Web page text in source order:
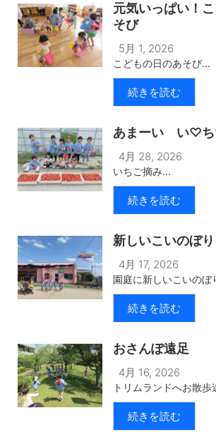
元気いっぱい！
そび
5月 1, 2026
こどもの日のあそび...
続きを読む
あまーい い♡
4月 28, 2026
いちご摘み...
続きを読む
新しいこいのぼり
4月 17, 2026
園庭に新しいこいのぼ
続きを読む
おさんぽ遠足
4月 16, 2026
トリムランドへお散歩
続きを読む